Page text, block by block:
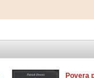
Povera